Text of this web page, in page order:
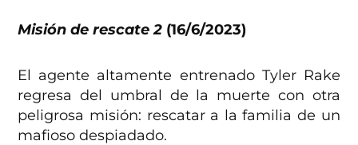
Misión de rescate 2 (16/6/2023)
El agente altamente entrenado Tyler Rake
regresa del umbral de la muerte con otra
peligrosa misión: rescatar a la familia de un
mafioso despiadado.